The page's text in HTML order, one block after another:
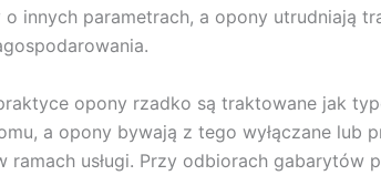
innych parametrach, a opony utrudniają
opony rzadko są traktowane jak
a opony bywają z tego wyłączane lub
ramach usługi. Przy odbiorach